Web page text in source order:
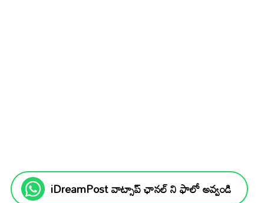
iDreamPost వాట్సాప్ ఛానల్ ని ఫాలో అవ్వండి